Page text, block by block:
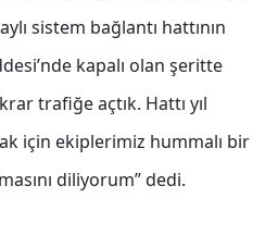
sistem bağlantı hattının
kapalı olan şeritte
trafiğe açtık. Hattı yıl
için ekiplerimiz hummalı bir
diliyorum” dedi.